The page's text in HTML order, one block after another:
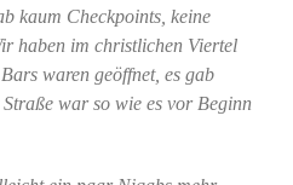
kaum Checkpoints, keine
haben im christlichen Viertel
waren geöffnet, es gab
war so wie es vor Beginn